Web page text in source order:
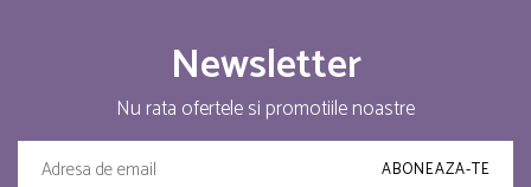
Newsletter
Nu rata ofertele si promotiile noastre